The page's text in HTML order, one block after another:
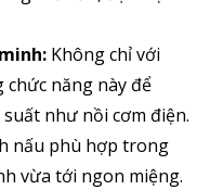
Không chỉ với
chức năng này để
như nồi cơm điện.
nấu phù hợp trong
vừa tới ngon miệng.